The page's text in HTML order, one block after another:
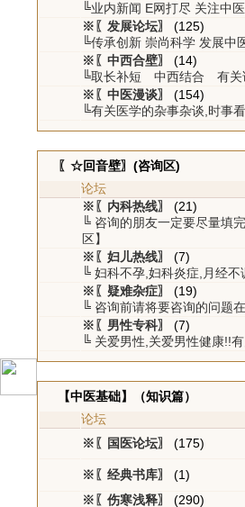
╚业内新闻 E网打尽 关注中
※〖发展论坛〗
(125)
╚传承创新 崇尚科学 发展中
※〖中西合壁〗
(14)
╚取长补短 中西结合 有关
※〖中医漫谈〗
(154)
╚有关医学的杂事杂谈,时事
〖☆回音壁〗(咨询区)
论坛
※〖内科热线〗
(21)
╚ 咨询的朋友一定要尽量填
区】
※〖妇儿热线〗
(7)
╚ 妇科不孕,妇科炎症,月经
※〖疑难杂症〗
(19)
╚ 咨询前请将要咨询的问题
※〖男性专科〗
(7)
╚ 关爱男性,关爱男性健康!!
【中医基础】（知识篇）
论坛
※〖国医论坛〗
(175)
※〖经典书库〗
(1)
※〖伤寒浅释〗
(290)